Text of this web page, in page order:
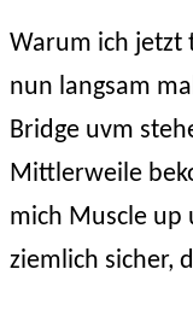
Warum ich jetzt
nun langsam
Bridge uvm
Mittlerweile
mich Muscle up
ziemlich sicher,